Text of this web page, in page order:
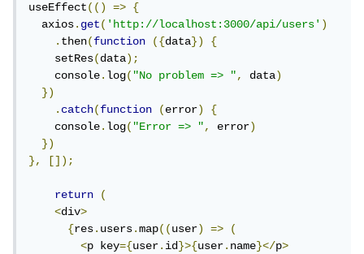
useEffect(() =>
{
  axios
.get('http://localhost:3000/api/users')
.then(function ({data})
{
    setRes
(data);
    console
.log("No problem => ", data)
})
.catch(function (error)
{
    console
.log("Error => ", error)
})
},
[]);
return
(
<div>
{res.users.map((user) =>
(
<p key={user.id}>{user.name}</p>